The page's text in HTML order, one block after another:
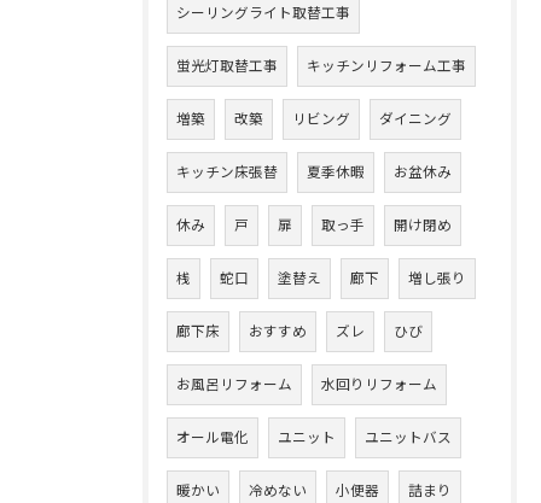
シーリングライト取替工事
蛍光灯取替工事 キッチンリフォーム工事
増築 改築 リビング ダイニング
キッチン床張替 夏季休暇 お盆休み
休み 戸 扉 取っ手 開け閉め
桟 蛇口 塗替え 廊下 増し張り
廊下床 おすすめ ズレ ひび
お風呂リフォーム 水回りリフォーム
オール電化 ユニット ユニットバス
暖かい 冷めない 小便器 詰まり